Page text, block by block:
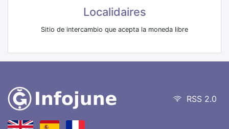
Localidaires
Sitio de intercambio que acepta la moneda libre
RSS 2.0